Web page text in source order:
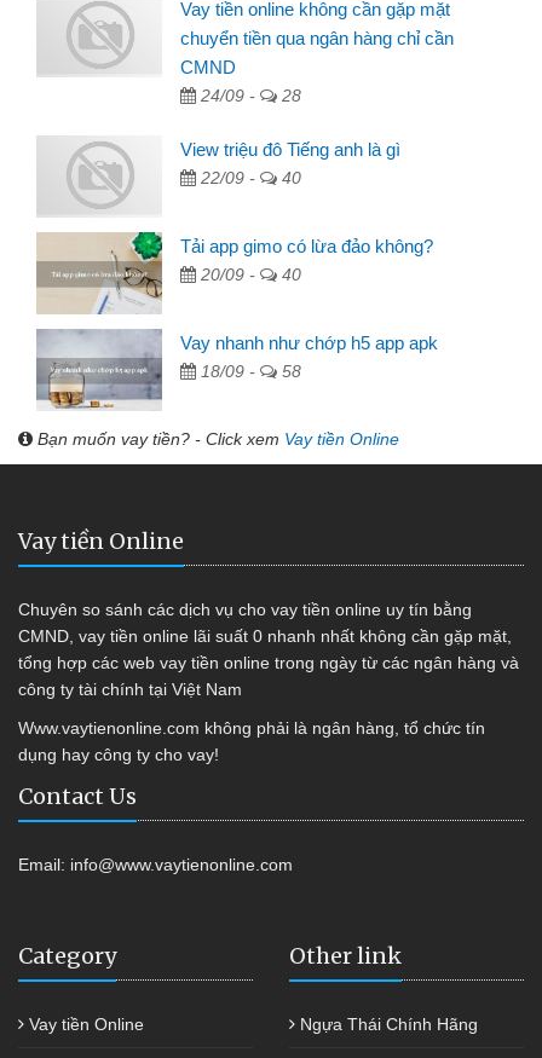
Vay tiền online không cần gặp mặt
chuyển tiền qua ngân hàng chỉ cần
CMND
24/09 - 28
View triệu đô Tiếng anh là gì
22/09 - 40
Tải app gimo có lừa đảo không?
20/09 - 40
Vay nhanh như chớp h5 app apk
18/09 - 58
Bạn muốn vay tiền? - Click xem Vay tiền Online
Vay tiền Online
Chuyên so sánh các dịch vụ cho vay tiền online uy tín bằng
CMND, vay tiền online lãi suất 0 nhanh nhất không cần gặp mặt,
tổng hợp các web vay tiền online trong ngày từ các ngân hàng và
công ty tài chính tại Việt Nam
Www.vaytienonline.com không phải là ngân hàng, tổ chức tín
dụng hay công ty cho vay!
Contact Us
Email: info@www.vaytienonline.com
Category
Vay tiền Online
Other link
Ngựa Thái Chính Hãng